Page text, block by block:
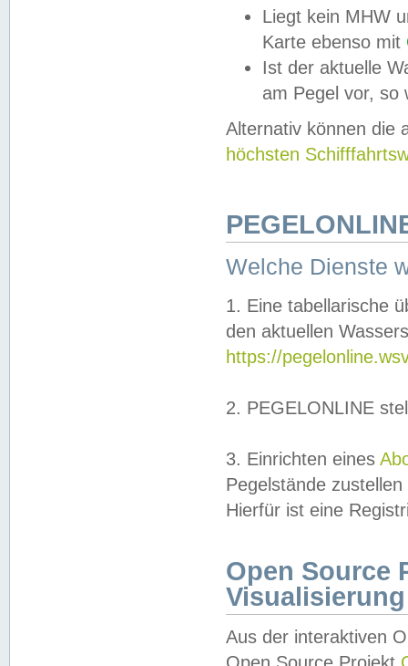
Liegt kein MHW
Karte ebenso mit
Ist der aktuelle
am Pegel vor,
Alternativ können die
höchsten
Welche Dienste
1. Eine tabellarische
den aktuellen
https://
2. PEGELONLINE
3. Einrichten eines
Pegelstände
Hierfür ist eine
Open Source
Visualisierung
Aus der interaktiven